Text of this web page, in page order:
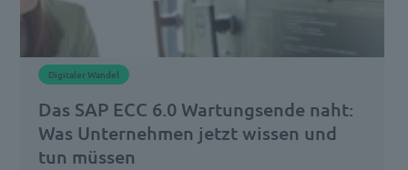
Das SAP ECC 6.0 Wartungsende naht:
Was Unternehmen jetzt wissen und
tun müssen
Digitaler Wandel